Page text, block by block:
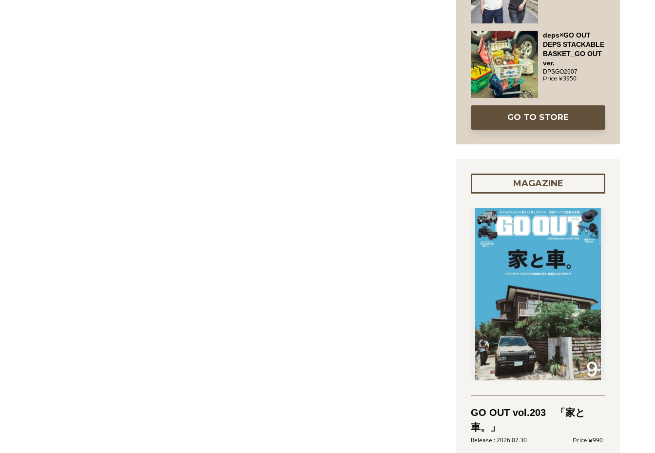
deps×GO OUT
DEPS STACKABLE
BASKET_GO OUT
ver.
DPSGO2607
3950
GO TO STORE
MAGAZINE
GO OUT vol.203 「家と
車。」
2026.07.30 990